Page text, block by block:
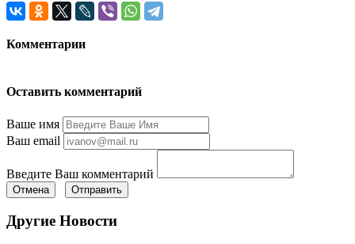
Комментарии
Оставить комментарий
Ваше имя
Ваш email
Введите Ваш комментарий
Отмена Отправить
Другие Новости